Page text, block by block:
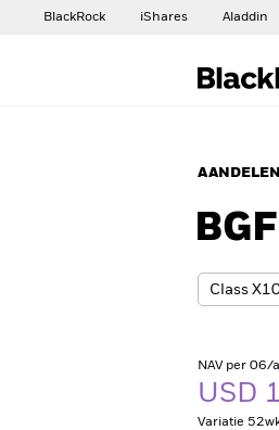
BlackRock iShares Aladdin
AANDELEN
NAV per
USD
Variatie